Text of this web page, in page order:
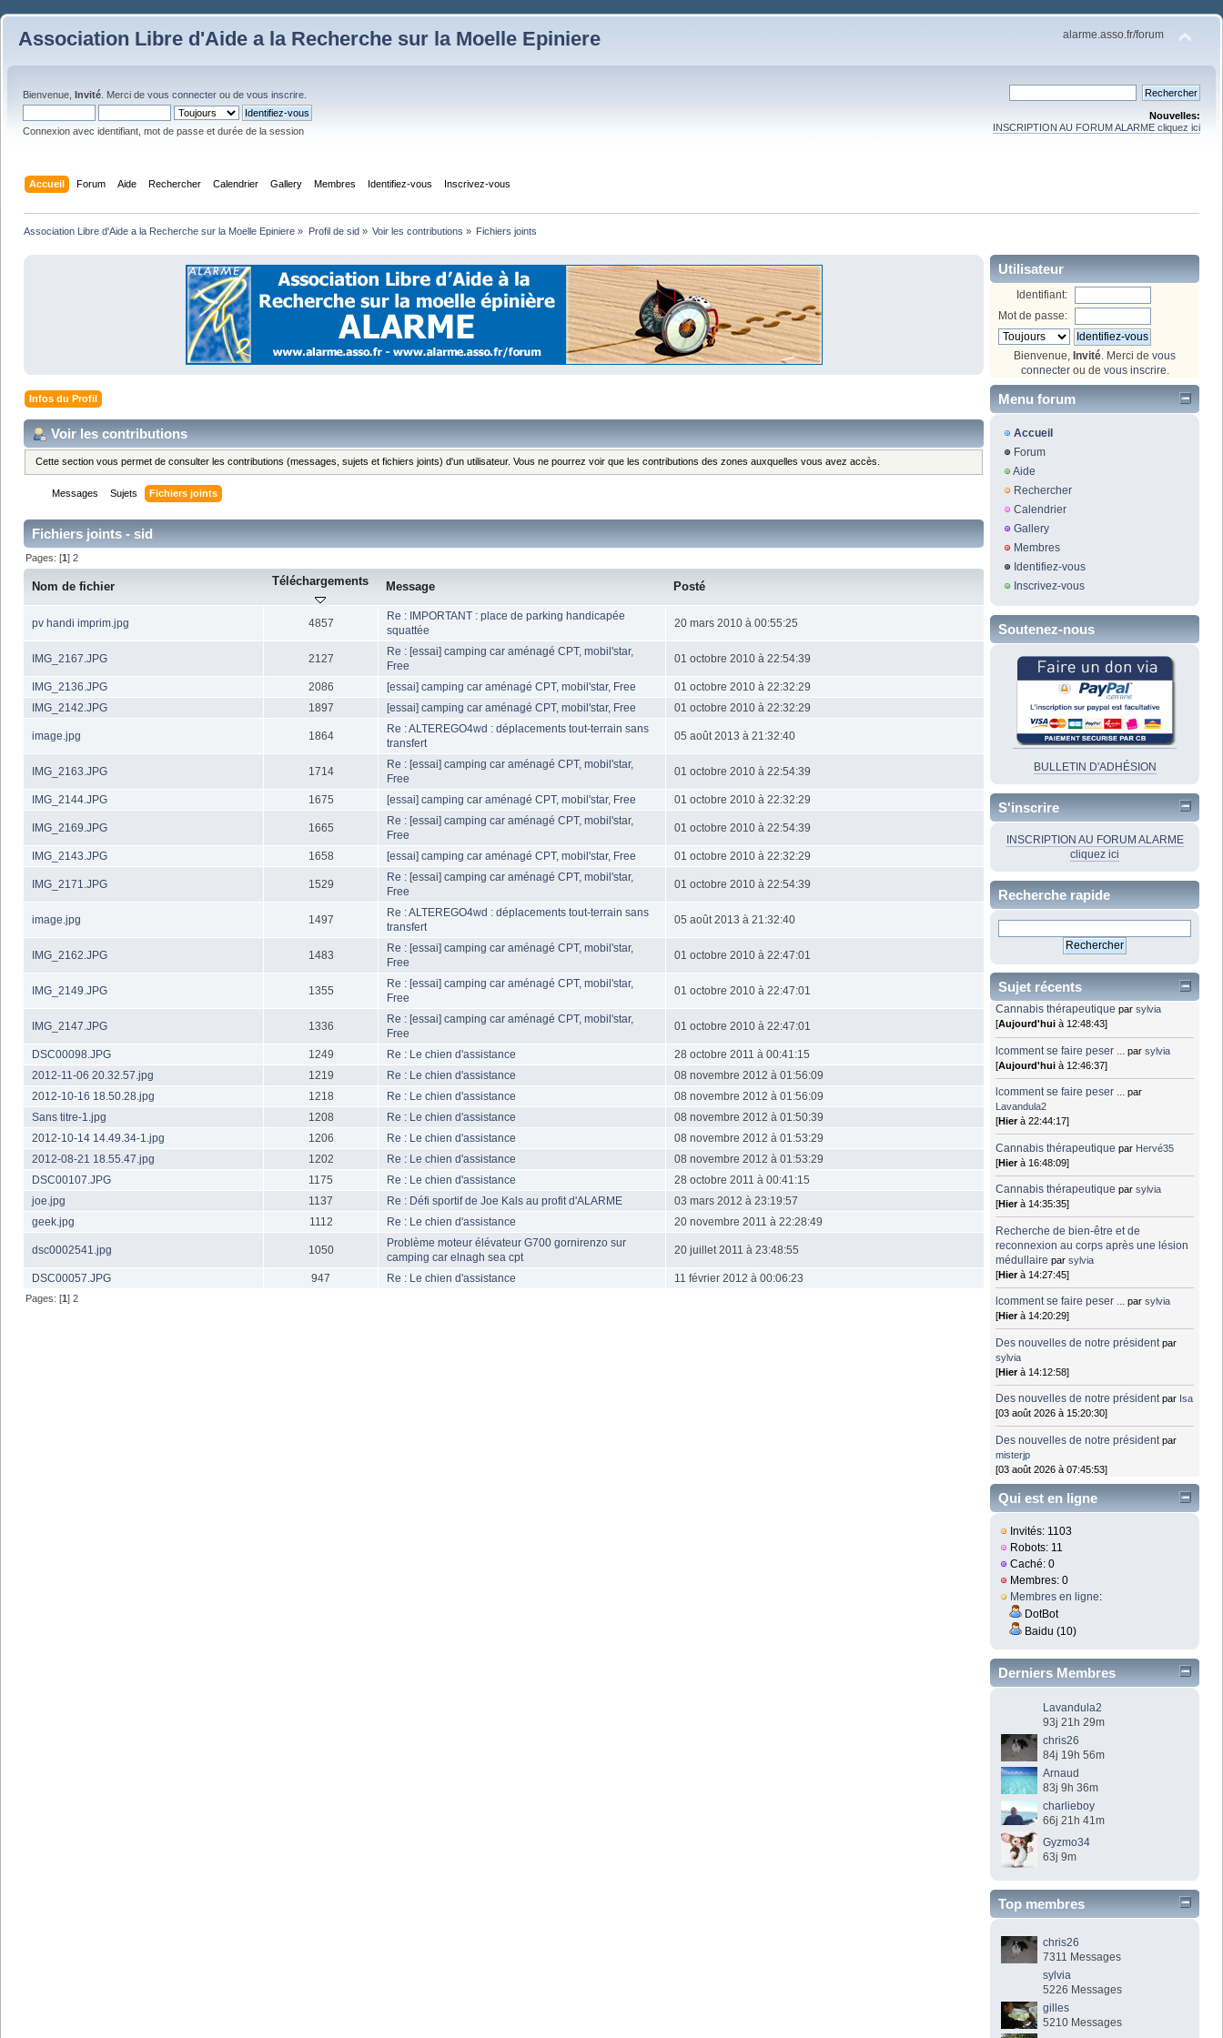
Association Libre d'Aide a la Recherche sur la Moelle Epiniere alarme.asso.fr/forum
Bienvenue, Invité . Merci de vous connecter ou de vous inscrire
Connexion avec identifiant, mot de passe et durée de la session
Nouvelles:
INSCRIPTION AU FORUM ALARME cliquez ici
Accueil Forum Aide Rechercher Calendrier Gallery Membres Identifiez-vous Inscrivez-vous
Association Libre d'Aide a la Recherche sur la Moelle Epiniere » Profil de sid» Voir les contributions » Fichiers joints
Infos du Profil
Voir les contributions
Cette section vous permet de consulter les contributions (messages, sujets et fichiers joints) d'un utilisateur. Vous ne pourrez voir que les contributions des zones auxquelles vous avez accès.
Messages Sujets Fichiers joints
Fichiers joints - sid
Pages: [1]2
Nom de fichier Téléchargements Message Posté
pv handi imprim.jpg 4857
Re : IMPORTANT : place de parking handicapée
squattée
20 mars 2010 à 00:55:25
IMG_2167.JPG 2127
Re : [essai] camping car aménagé CPT, mobil'star,
Free
01 octobre 2010 à 22:54:39
IMG_2136.JPG 2086 [essai] camping car aménagé CPT, mobil'star, Free
01 octobre 2010 à 22:32:29
IMG_2142.JPG
1897 [essai] camping car aménagé CPT, mobil'star, Free 01 octobre 2010 à 22:32:29
image.jpg 1864
Re : ALTEREGO4wd : déplacements tout-terrain sans
transfert
05 août 2013 à 21:32:40
IMG_2163.JPG 1714
Re : [essai] camping car aménagé CPT, mobil'star,
Free
01 octobre 2010 à 22:54:39
IMG_2144.JPG 1675 [essai] camping car aménagé CPT, mobil'star, Free 01 octobre 2010 à 22:32:29
IMG_2169.JPG 1665
Re : [essai] camping car aménagé CPT, mobil'star,
Free
01 octobre 2010 à 22:54:39
IMG_2143.JPG 1658 [essai] camping car aménagé CPT, mobil'star, Free 01 octobre 2010 à 22:32:29
IMG_2171.JPG 1529
Re : [essai] camping car aménagé CPT, mobil'star,
Free
01 octobre 2010 à 22:54:39
image.jpg 1497
Re : ALTEREGO4wd : déplacements tout-terrain sans
transfert
05 août 2013 à 21:32:40
IMG_2162.JPG 1483
Re : [essai] camping car aménagé CPT, mobil'star,
Free
01 octobre 2010 à 22:47:01
IMG_2149.JPG 1355
Re : [essai] camping car aménagé CPT, mobil'star,
Free
01 octobre 2010 à 22:47:01
IMG_2147.JPG 1336
Re : [essai] camping car aménagé CPT, mobil'star,
Free
01 octobre 2010 à 22:47:01
DSC00098.JPG 1249 Re : Le chien d'assistance
28 octobre 2011 à 00:41:15
2012-11-06 20.32.57.jpg
1219 Re : Le chien d'assistance
08 novembre 2012 à 01:56:09
2012-10-16 18.50.28.jpg
1218 Re : Le chien d'assistance
08 novembre 2012 à 01:56:09
Sans titre-1.jpg
1208 Re : Le chien d'assistance
08 novembre 2012 à 01:50:39
2012-10-14 14.49.34-1.jpg
1206 Re : Le chien d'assistance
08 novembre 2012 à 01:53:29
2012-08-21 18.55.47.jpg
1202 Re : Le chien d'assistance
08 novembre 2012 à 01:53:29
DSC00107.JPG
1175 Re : Le chien d'assistance
28 octobre 2011 à 00:41:15
joe.jpg
1137 Re : Défi sportif de Joe Kals au profit d'ALARME
03 mars 2012 à 23:19:57
geek.jpg
1112 Re : Le chien d'assistance 20 novembre 2011 à 22:28:49
dsc0002541.jpg 1050
Problème moteur élévateur G700 gornirenzo sur
camping car elnagh sea cpt
20 juillet 2011 à 23:48:55
DSC00057.JPG 947 Re : Le chien d'assistance 11 février 2012 à 00:06:23
Pages: [1]2
Utilisateur
Identifiant:
Mot de passe:
Bienvenue, Invité . Merci de vous
connecterou de vous inscrire
Menu forum
Accueil
Forum
Aide
Rechercher
Calendrier
Gallery
Membres
Identifiez-vous
Inscrivez-vous
Soutenez-nous
BULLETIN D'ADHÉSION
S'inscrire
INSCRIPTION AU FORUM ALARME
cliquez ici
Recherche rapide
Sujet récents
Cannabis thérapeutique parsylvia
[Aujourd'hui à 12:48:43]
lcomment se faire peser ... parsylvia
[Aujourd'hui à 12:46:37]
lcomment se faire peser ... par
Lavandula2
[Hierà 22:44:17]
Cannabis thérapeutique par Hervé35
[Hierà 16:48:09]
Cannabis thérapeutique parsylvia
[Hierà 14:35:35]
Recherche de bien-être et de
reconnexion au corps après une lésion
médullaire parsylvia
[Hierà 14:27:45]
lcomment se faire peser ... parsylvia
[Hierà 14:20:29]
Des nouvelles de notre président par
sylvia
[Hierà 14:12:58]
Des nouvelles de notre président par Isa
[03 août 2026 à 15:20:30]
Des nouvelles de notre président par
misterjp
[03 août 2026 à 07:45:53]
Qui est en ligne
Invités: 1103
Robots: 11
Caché: 0
Membres: 0
Membres en ligne:
DotBot
Baidu (10)
Derniers Membres
Lavandula2
93j 21h 29m
chris26
84j 19h 56m
Arnaud
83j 9h 36m
charlieboy
66j 21h 41m
Gyzmo34
63j 9m
Top membres
chris26
7311 Messages
sylvia
5226 Messages
gilles
5210 Messages